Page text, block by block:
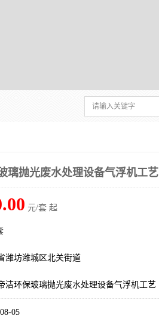
璃抛光废水处理设备气浮机工艺
元/套 起
潍坊潍城区北关街道
洁环保玻璃抛光废水处理设备气浮机工艺
05